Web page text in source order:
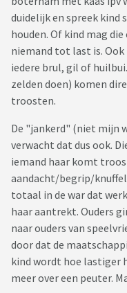
duidelijk en spreek kind
houden. Of kind mag
niemand tot last is.
iedere brul, gil of
zelden doen) komen
troosten.
De "jankerd" (niet mijn
verwacht dat dus ook.
iemand haar komt
aandacht/begrip/
totaal in de war dat
haar aantrekt. Ouders
naar ouders van
door dat de
kind wordt hoe lastiger
meer over een peuter.